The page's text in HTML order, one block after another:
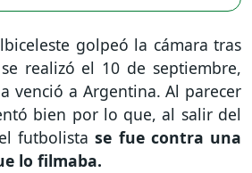
golpeó la cámara tras
realizó el 10 de septiembre,
venció a Argentina. Al parecer
bien por lo que, al salir del
futbolista se fue contra una
lo filmaba.